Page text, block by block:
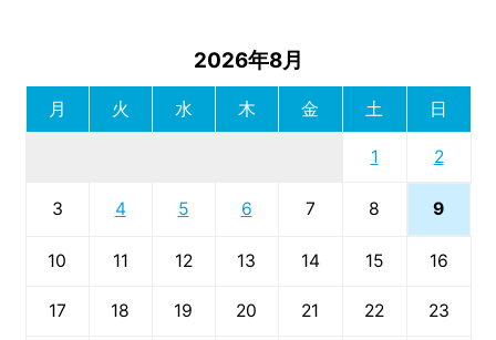
2026年8月
月 火 水 木 金 土 日
1 2
3 4 5 6 7 8 9
10 11 12 13 14 15 16
17 18 19 20 21 22 23